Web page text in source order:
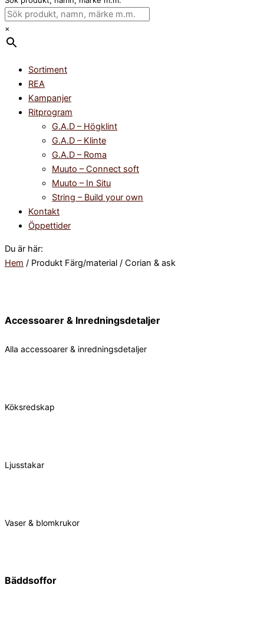
×
Sortiment
REA
Kampanjer
Ritprogram
G.A.D – Högklint
G.A.D – Klinte
G.A.D – Roma
Muuto – Connect soft
Muuto – In Situ
String – Build your own
Kontakt
Öppettider
Du är här:
Hem / Produkt Färg/material / Corian & ask
Accessoarer & Inredningsdetaljer
Alla accessoarer & inredningsdetaljer
Köksredskap
Ljusstakar
Vaser & blomkrukor
Bäddsoffor